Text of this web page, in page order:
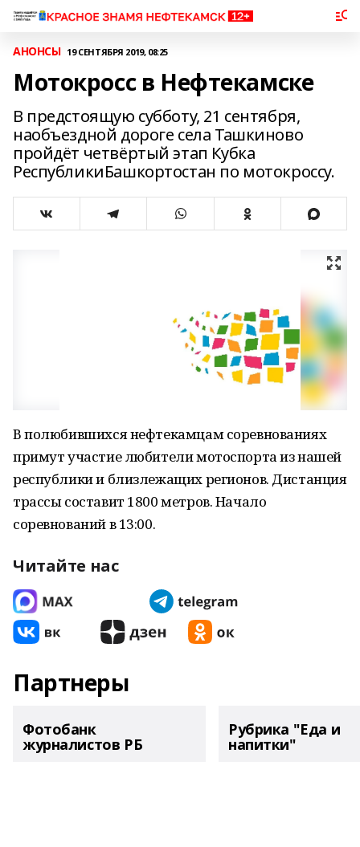
АНОНСЫ 19 СЕНТЯБРЯ 2019, 08:25
Мотокросс в Нефтекамске
В предстоящую субботу, 21 сентября,
наобъездной дороге села Ташкиново
пройдёт четвёртый этап Кубка
РеспубликиБашкортостан по мотокроссу.
В полюбившихся нефтекамцам соревнованиях
примут участие любители мотоспорта из нашей
республики и близлежащих регионов. Дистанция
трассы составит 1800 метров. Начало
соревнований в 13:00.
Читайте нас
Партнеры
Фотобанк
журналистов РБ
Рубрика "Еда и
напитки"